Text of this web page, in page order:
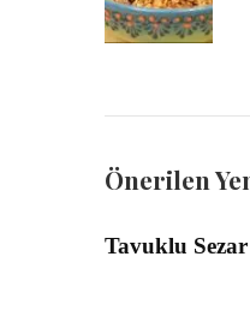
Önerilen
Tavuklu